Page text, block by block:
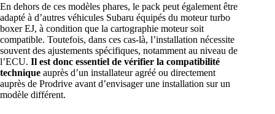
En dehors de ces modèles phares, le pack peut également être
adapté à d’autres véhicules Subaru équipés du moteur turbo
boxer EJ, à condition que la cartographie moteur soit
compatible. Toutefois, dans ces cas-là, l’installation nécessite
souvent des ajustements spécifiques, notamment au niveau de
l’ECU. Il est donc essentiel de vérifier la compatibilité
technique auprès d’un installateur agréé ou directement
auprès de Prodrive avant d’envisager une installation sur un
modèle différent.